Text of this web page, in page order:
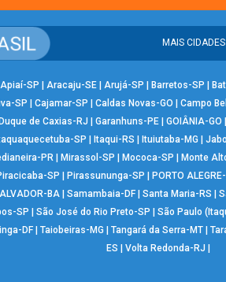
MAIS
Apiaí-SP | Aracaju-SE| Arujá-SP | Barretos-SP |
SP | Cajamar-SP | Caldas Novas-GO | Campo
de Caxias-RJ | Garanhuns-PE | GOIÂNIA-GO |
SP | Itaqui-RS | Ituiutaba-MG |
PR | Mirassol-SP | Mococa-SP | Monte
SP | Pirassununga-SP | PORTO
BA | Samambaia-DF | Santa Maria-RS |
SP | São José do Rio Preto-SP | São Paulo
DF| Taiobeiras-MG | Tangará da Serra-MT|
ES | Volta Redonda-RJ |